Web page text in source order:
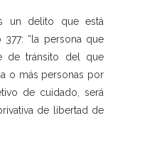
un delito que está
“la persona que
de tránsito del que
o más personas por
de cuidado, será
de libertad de